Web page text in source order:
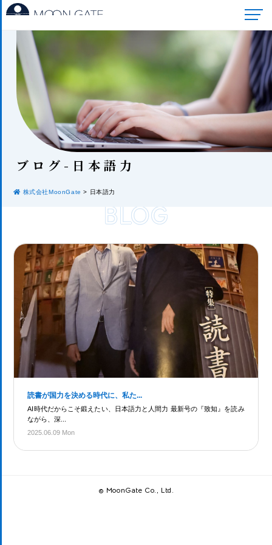
ブロ グ-日本語力
株式会社MoonGate > 日本語力
BLOG
読書が国力を決める時代に、私た...
AI時代だからこそ鍛えたい、日本語力と人間力 最新号の『致知』を読み
ながら、深...
2025.06.09 Mon
© MoonGate Co., Ltd.